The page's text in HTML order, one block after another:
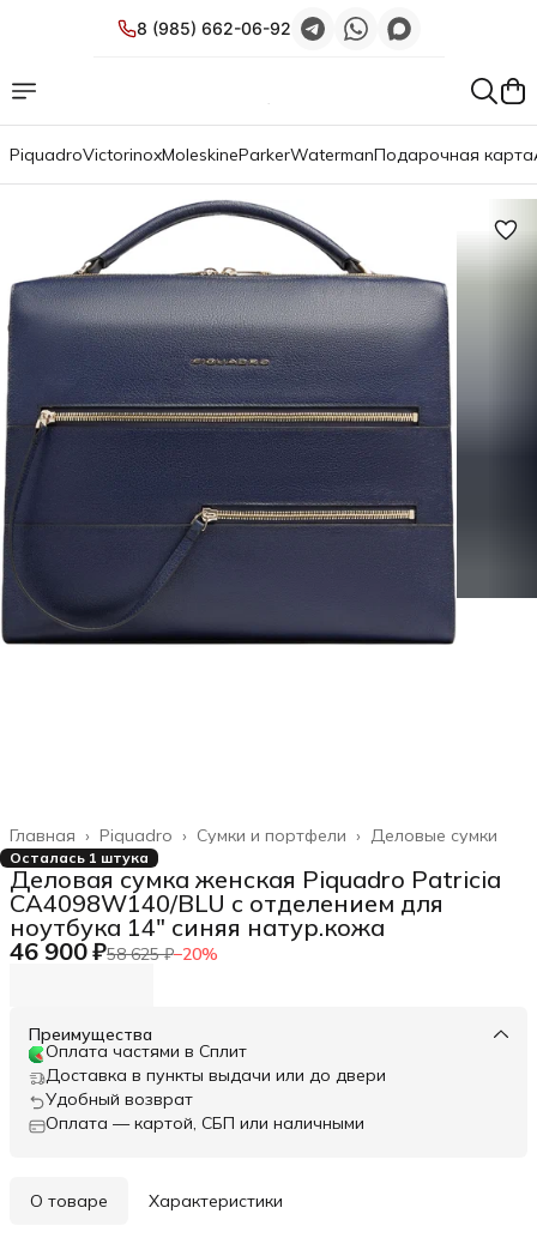
8 (985) 662-06-92
PiquadroVictorinoxMoleskineParkerWatermanПодарочная карта
Деловые сумки
Сумки и портфели ›
Piquadro ›
Главная ›
Осталась 1 штука
Деловая сумка женская Piquadro Patricia
CA4098W140/BLU с отделением для
ноутбука 14" синяя натур.кожа
46 900 ₽58 625 ₽−20%
Преимущества
Оплата частями в Сплит
Доставка в пункты выдачи или до двери
Удобный возврат
Оплата — картой, СБП или наличными
О товаре Характеристики